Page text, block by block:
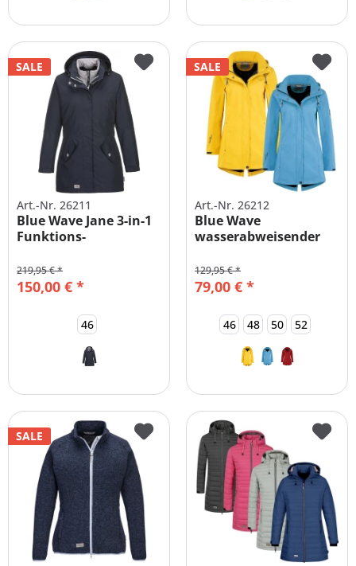
SALE
Art.-Nr. 26211
Blue Wave Jane 3-in-1
Funktions-
150,00 € *
219,95 € *
46
SALE
Art.-Nr. 26212
Blue Wave
wasserabweisender
Damen
79,00 € *
129,95 € *
46 48 50 52
SALE